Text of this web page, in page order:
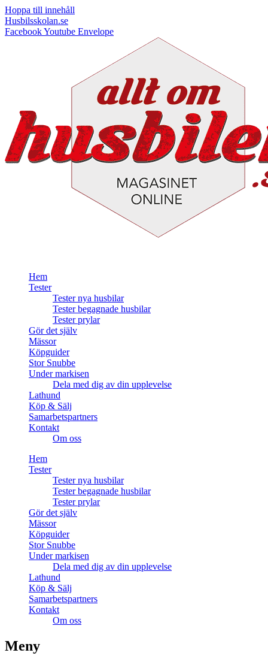
Hoppa till innehåll
Husbilsskolan.se
FacebookYoutube Envelope
Hem
Tester
Tester nya husbilar
Tester begagnade husbilar
Tester prylar
Gör det själv
Mässor
Köpguider
Stor Snubbe
Under markisen
Dela med dig av din upplevelse
Lathund
Köp & Sälj
Samarbetspartners
Kontakt
Om oss
Hem
Tester
Tester nya husbilar
Tester begagnade husbilar
Tester prylar
Gör det själv
Mässor
Köpguider
Stor Snubbe
Under markisen
Dela med dig av din upplevelse
Lathund
Köp & Sälj
Samarbetspartners
Kontakt
Om oss
Meny